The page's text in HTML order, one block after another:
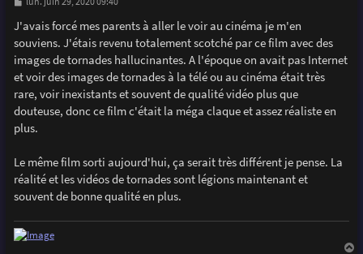
s
s
a
e
J'avais forcé mes parents à aller le voir au cinéma je m'en
souviens. J'étais revenu totalement scotché par ce film avec des
images de tornades hallucinantes. A l'époque on avait pas Internet
et voir des images de tornades à la télé ou au cinéma était très
rare, voir inexistants et souvent de qualité vidéo plus que
douteuse, donc ce film c'était la méga claque et assez réaliste en
plus.
Le même film sorti aujourd'hui, ça serait très différent je pense. La
réalité et les vidéos de tornades sont légions maintenant et
souvent de bonne qualité en plus.